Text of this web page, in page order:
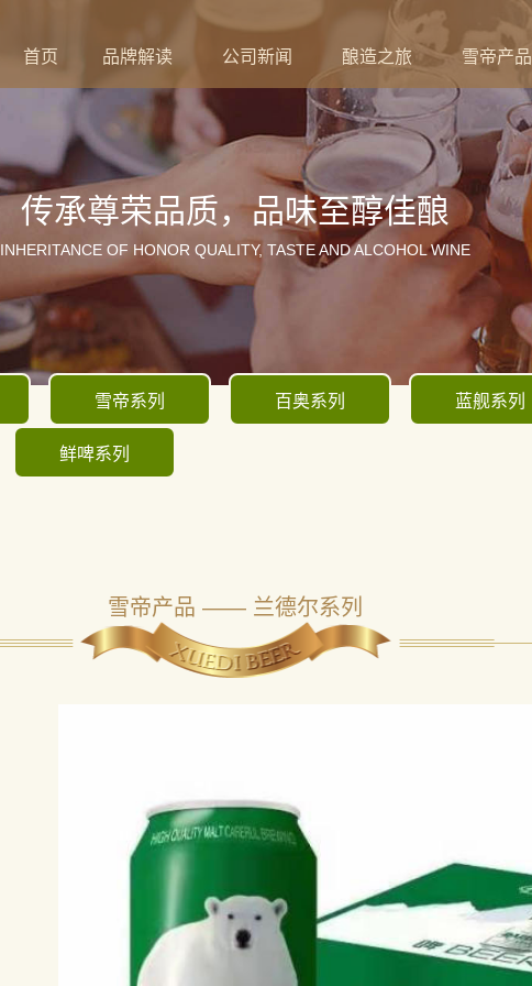
首页 品牌解读 公司新闻 酿造之旅 雪帝产品
传承尊荣品质，品味至醇佳酿
INHERITANCE OF HONOR QUALITY, TASTE AND ALCOHOL WINE
雪帝系列 百奥系列 蓝舰系列
鲜啤系列
雪帝产品 —— 兰德尔系列